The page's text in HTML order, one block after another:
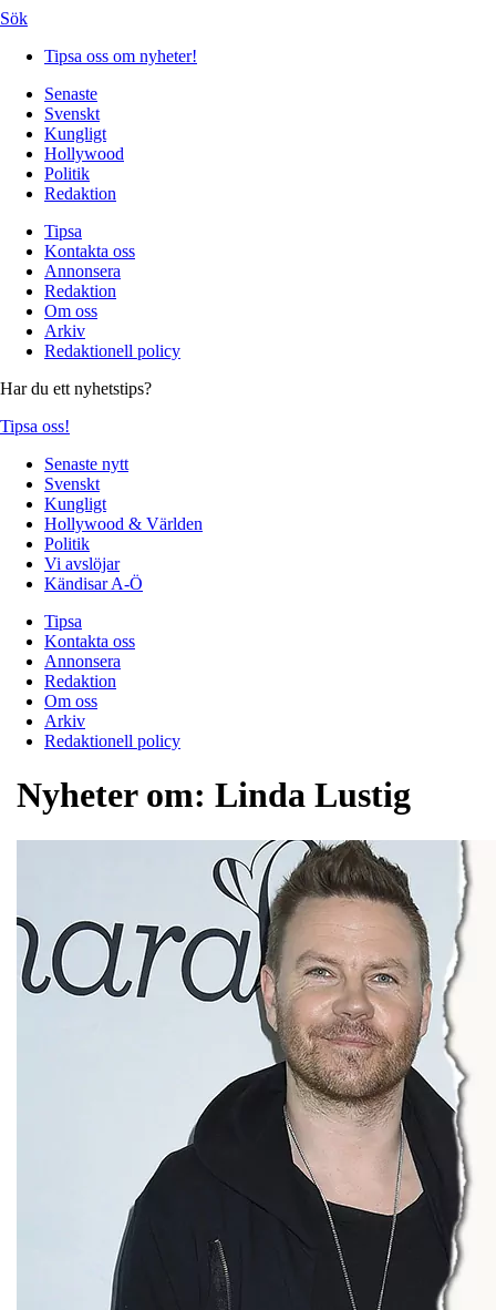
Sök
Tipsa oss om nyheter!
Senaste
Svenskt
Kungligt
Hollywood
Politik
Redaktion
Tipsa
Kontakta oss
Annonsera
Redaktion
Om oss
Arkiv
Redaktionell policy
Har du ett nyhetstips?
Tipsa oss!
Senaste nytt
Svenskt
Kungligt
Hollywood & Världen
Politik
Vi avslöjar
Kändisar A-Ö
Tipsa
Kontakta oss
Annonsera
Redaktion
Om oss
Arkiv
Redaktionell policy
Nyheter om: Linda Lustig